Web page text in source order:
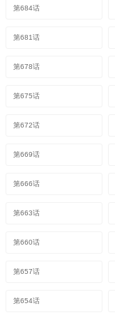
第684话
第681话
第678话
第675话
第672话
第669话
第666话
第663话
第660话
第657话
第654话